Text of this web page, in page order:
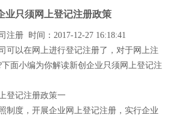
业只须网上登记注册政策
注册 时间：2017-12-27 16:18:41
以在网上进行登记注册了，对于网上注
面小编为你解读新创企业只须网上登记注
记注册政策一
度，开展企业网上登记注册，实行企业